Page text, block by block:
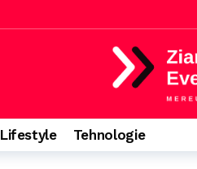
Lifestyle Tehnologie